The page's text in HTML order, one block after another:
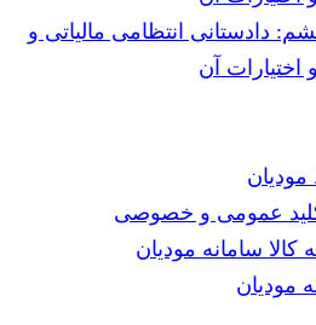
دادستانی انتظامی مالیاتی و
آن
سامانه مودیان
مودیان